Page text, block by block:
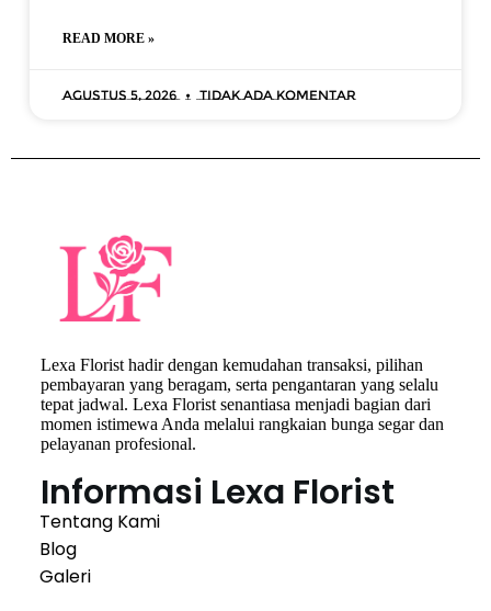
READ MORE »
Agustus 5, 2026 Tidak ada komentar
Lexa Florist hadir dengan kemudahan transaksi, pilihan
pembayaran yang beragam, serta pengantaran yang selalu
tepat jadwal. Lexa Florist senantiasa menjadi bagian dari
momen istimewa Anda melalui rangkaian bunga segar dan
pelayanan profesional.
Informasi Lexa Florist
Tentang Kami
Blog
Galeri